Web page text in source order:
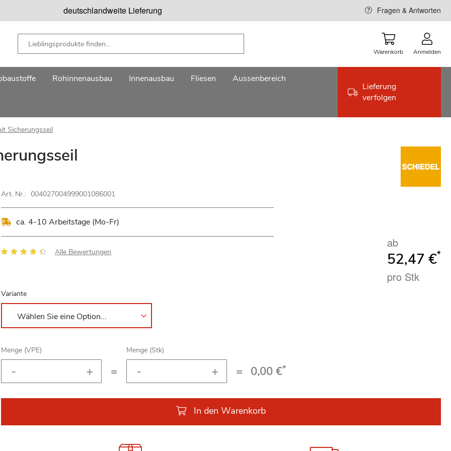
deutschlandweite Lieferung Fragen & Antworten
Warenkorb Anmelden
Rohinnenausbau Innenausbau Fliesen Aussenbereich
Lieferung
verfolgen
Sicherungsseil
Art. Nr.: 004027004999001086001
ca. 4-10 Arbeitstage (Mo-Fr)
Bewertung: Alle Bewertungen
ab
52,47 €*
pro Stk
Variante
Menge (VPE)
=
Menge (Stk)
= 0,00 €*
In den Warenkorb